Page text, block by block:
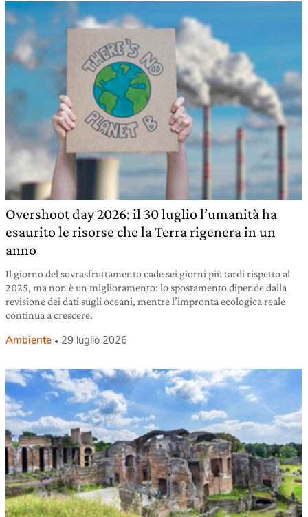
Overshoot day 2026: il 30 luglio l’umanità ha
esaurito le risorse che la Terra rigenera in un
anno
Il giorno del sovrasfruttamento cade sei giorni più tardi rispetto al
2025, ma non è un miglioramento: lo spostamento dipende dalla
revisione dei dati sugli oceani, mentre l’impronta ecologica reale
continua a crescere.
Ambiente 29 luglio 2026